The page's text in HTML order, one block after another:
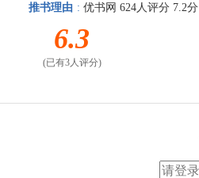
推书理由 : 优书网 624人评分 7.2分
6.3
(已有3人评分)